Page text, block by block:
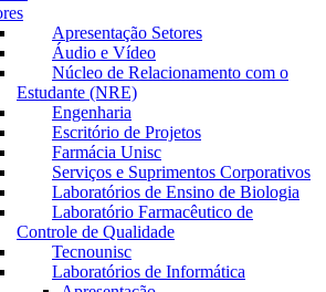
Apresentação Setores
Áudio e Vídeo
Núcleo de Relacionamento com o
Estudante (NRE)
Engenharia
Escritório de Projetos
Farmácia Unisc
Serviços e Suprimentos Corporativos
Laboratórios de Ensino de Biologia
Laboratório Farmacêutico de
Controle de Qualidade
Tecnounisc
Laboratórios de Informática